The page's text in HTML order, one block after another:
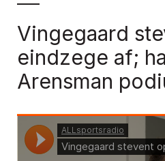
Vingegaard
eindzege af;
Arensman